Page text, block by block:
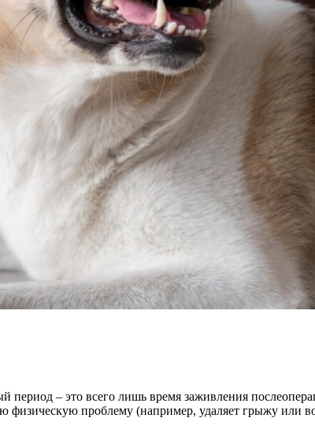
– это всего лишь время заживления
проблему (например, удаляет грыжу или